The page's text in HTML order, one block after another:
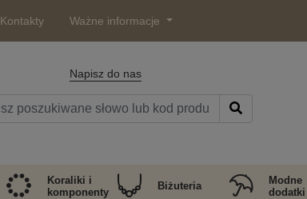
Kontakty Ważne informacje
Napisz do nas
Koraliki i
komponenty
Biżuteria
Modne
dodatki